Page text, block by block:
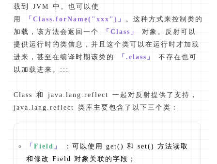
载到 JVM 中。也可以使
用
「Class.forName("xxx")」
。这种方式来控制类的
加载，该方法会返回一个
「Class」
对象。反射可以
提供运行时的类信息，并且这个类可以在运行时才加载
进来，甚至在编译时期该类的
「.class」
不存在也可
以加载进来。:::
Class 和 java.lang.reflect 一起对反射提供了支持，
java.lang.reflect 类库主要包含了以下三个类：
「 Field 」
：可以使用 get() 和 set() 方法读取
和修改 Field 对象关联的字段；